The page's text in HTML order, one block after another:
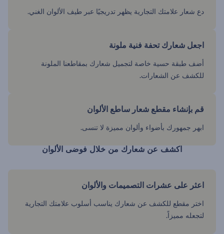
دع شعار علامتك التجارية يظهر تدريجيًا عبر طيف الألوان الغني.
اجعل شعارك تحفة فنية ملونة
أضف طبقة حسية خاصة لتجميل شعارك بمقاطعنا الملونة
للكشف عن الشعارات.
قم بإنشاء مقطع شعار ساطع الألوان
ابهر جمهورك بأضواء وألوان مميزة لا تنسى.
اكشف عن شعارك من خلال فوضى الألوان
اعثر على عشرات التصميمات والألوان
اختر مقطع للكشف عن شعارك يناسب أسلوب علامتك التجارية
لتجعله مميزاً.